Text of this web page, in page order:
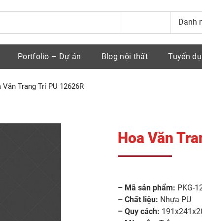
Portfolio – Dự án Blog nội thất Tuyển
Văn Trang Trí PU 12626R
Hoa Văn
– Mã sản phẩm: PKG-
– Chất liệu: Nhựa PU
– Quy cách: